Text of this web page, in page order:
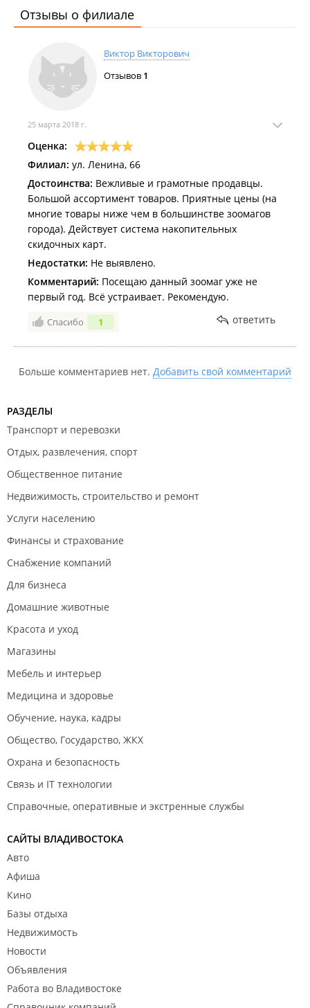
Отзывы о филиале
Виктор Викторович
Отзывов 1
25 марта 2018 г.
Оценка:
Филиал: ул. Ленина, 66
Достоинства: Вежливые и грамотные продавцы.
Большой ассортимент товаров. Приятные цены (на
многие товары ниже чем в большинстве зоомагов
города). Действует система накопительных
скидочных карт.
Недостатки: Не выявлено.
Комментарий: Посещаю данный зоомаг уже не
первый год. Всё устраивает. Рекомендую.
Спасибо 1 ответить
Больше комментариев нет. Добавить свой комментарий
РАЗДЕЛЫ
Транспорт и перевозки
Отдых, развлечения, спорт
Общественное питание
Недвижимость, строительство и ремонт
Услуги населению
Финансы и страхование
Снабжение компаний
Для бизнеса
Домашние животные
Красота и уход
Магазины
Мебель и интерьер
Медицина и здоровье
Обучение, наука, кадры
Общество, Государство, ЖКХ
Охрана и безопасность
Связь и IT технологии
Справочные, оперативные и экстренные службы
САЙТЫ ВЛАДИВОСТОКА
Авто
Афиша
Кино
Базы отдыха
Недвижимость
Новости
Объявления
Работа во Владивостоке